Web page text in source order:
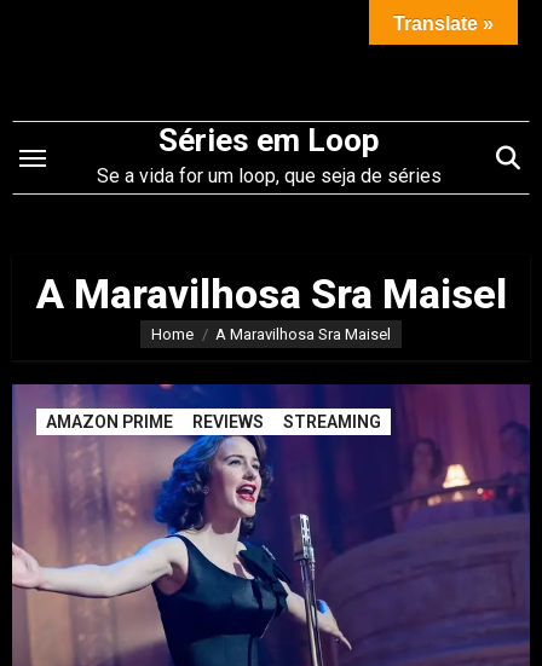
conteúdo
Séries em Loop
Se a vida for um loop, que seja de séries
A Maravilhosa Sra Maisel
Home A Maravilhosa Sra Maisel
AMAZON PRIME REVIEWS STREAMING
Translate »